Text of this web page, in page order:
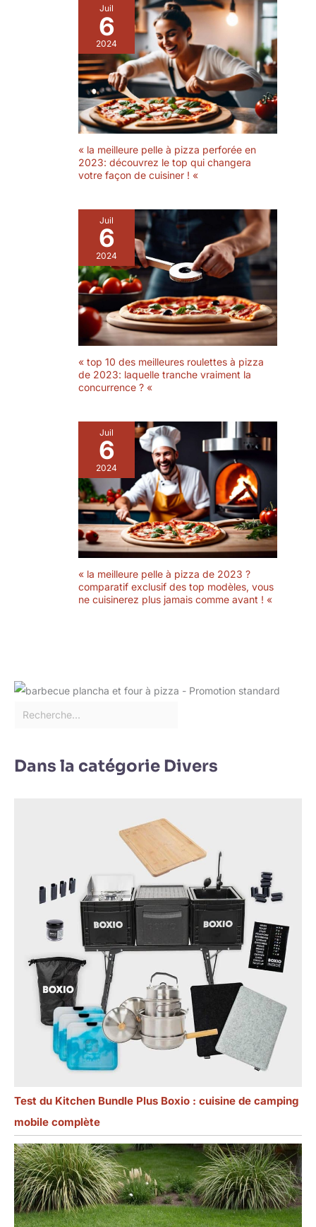
Juil
6
2024
« la meilleure pelle à pizza perforée en
2023: découvrez le top qui changera
votre façon de cuisiner ! «
Juil
6
2024
« top 10 des meilleures roulettes à pizza
de 2023: laquelle tranche vraiment la
concurrence ? «
Juil
6
2024
« la meilleure pelle à pizza de 2023 ?
comparatif exclusif des top modèles, vous
ne cuisinerez plus jamais comme avant ! «
Dans la catégorie Divers
Test du Kitchen Bundle Plus Boxio : cuisine de camping
mobile complète